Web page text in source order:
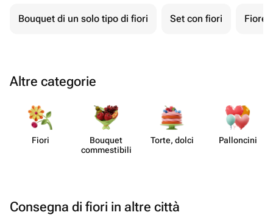
Bouquet di un solo tipo di fiori Set con fiori Fiore
Altre categorie
Fiori
Bouquet
commes​tibili
Torte, dolci Pall​oncini
Consegna di fiori in altre città